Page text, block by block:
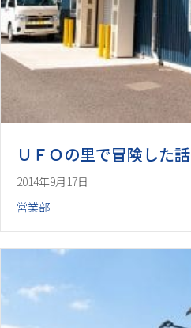
ＵＦＯの里で冒険した話
2014年9月17日
営業部